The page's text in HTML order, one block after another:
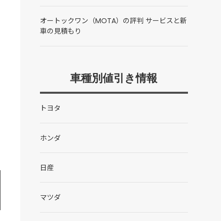
オートックワン（MOTA）の評判 サービスと新
車の見積もり
車種別値引き情報
トヨタ
ホンダ
日産
マツダ